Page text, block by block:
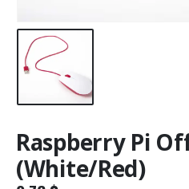
Raspberry Pi
(White/Red)